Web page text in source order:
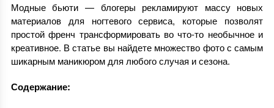
Модные бьюти — блогеры рекламируют массу новых
материалов для ногтевого сервиса, которые позволят
простой френч трансформировать во что-то необычное и
креативное. В статье вы найдете множество фото с самым
шикарным маникюром для любого случая и сезона.
Содержание: